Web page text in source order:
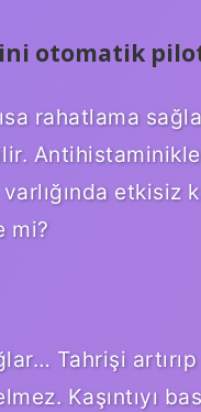
otomatik
rahatlama
etkisiz
mi?
Tahrişi
Kaşıntıyı